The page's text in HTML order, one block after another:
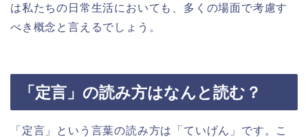
は私たちの日常生活においても、多くの場面で考慮す
べき概念と言えるでしょう。
「定言」の読み方はなんと読む？
「定言」という言葉の読み方は「ていげん」です。こ